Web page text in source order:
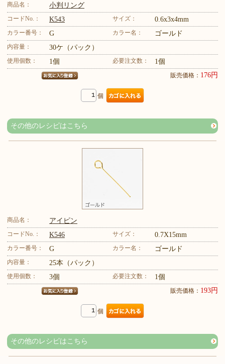
商品名： 小判リング
コードNo.： K543 サイズ： 0.6x3x4mm
カラー番号： G カラー名： ゴールド
内容量： 30ケ（パック）
使用個数： 1個 必要注文数： 1個
販売価格： 176円
個
その他のレシピはこちら
商品名： アイピン
コードNo.： K546 サイズ： 0.7X15mm
カラー番号： G カラー名： ゴールド
内容量： 25本（パック）
使用個数： 3個 必要注文数： 1個
販売価格： 193円
個
その他のレシピはこちら